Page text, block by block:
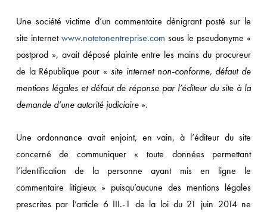
Une société victime d’un commentaire dénigrant posté sur le
site internetwww.notetonentreprise.com sous le pseudonyme «
postprod », avait déposé plainte entre les mains du procureur
de la République pour « site internet non-conforme, défaut de
mentions légales et défaut de réponse par l’éditeur du site à la
demande d’une autorité judiciaire».
Une ordonnance avait enjoint, en vain, à l’éditeur du site
concerné de communiquer « toute données permettant
l’identification de la personne ayant mis en ligne le
commentaire litigieux » puisqu’aucune des mentions légales
prescrites par l’article 6 III.-1 de la loi du 21 juin 2014 ne